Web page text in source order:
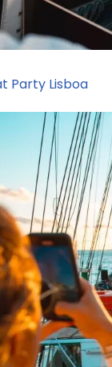
Party Lisboa